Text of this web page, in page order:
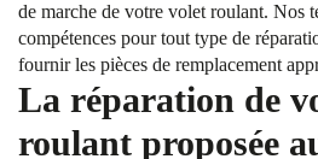
de marche de votre volet roulant. Nos
compétences pour tout type de
fournir les pièces de remplacement
La réparation de
roulant proposée